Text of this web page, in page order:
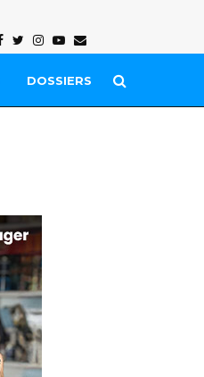
Facebook
Twitter
Instagram
Youtube
Email
DOSSIERS